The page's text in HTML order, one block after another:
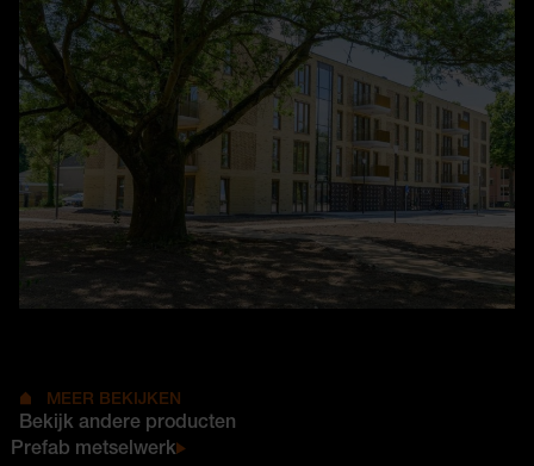
MEER BEKIJKEN
Bekijk andere producten
Prefab metselwerk